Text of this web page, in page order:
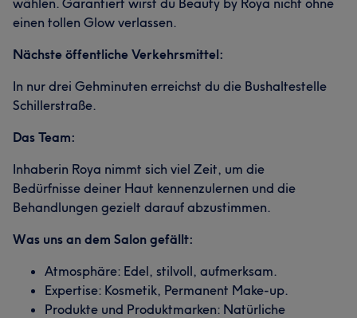
einen tollen Glow verlassen.
Nächste öffentliche Verkehrsmittel:
In nur drei Gehminuten erreichst du die Bushaltestelle
Schillerstraße.
Das Team:
Inhaberin Roya nimmt sich viel Zeit, um die
Bedürfnisse deiner Haut kennenzulernen und die
Behandlungen gezielt darauf abzustimmen.
Was uns an dem Salon gefällt:
Atmosphäre: Edel, stilvoll, aufmerksam.
Expertise: Kosmetik, Permanent Make-up.
Produkte und Produktmarken: Natürliche